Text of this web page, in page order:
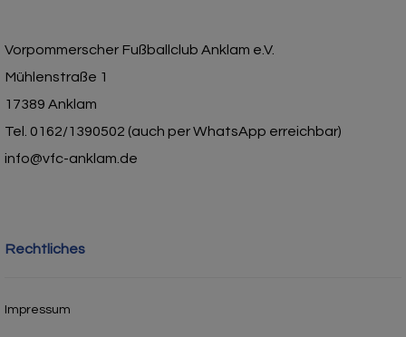
Vorpommerscher Fußballclub Anklam e.V.
Mühlenstraße 1
17389 Anklam
Tel. 0162/1390502 (auch per WhatsApp erreichbar)
info@vfc-anklam.de
Rechtliches
Impressum